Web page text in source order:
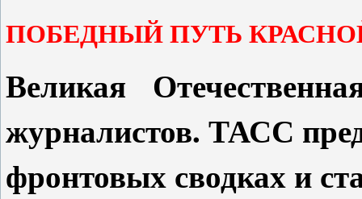
ПОБЕДНЫЙ ПУТЬ
Великая
журналистов. ТАСС
фронтовых сводках и